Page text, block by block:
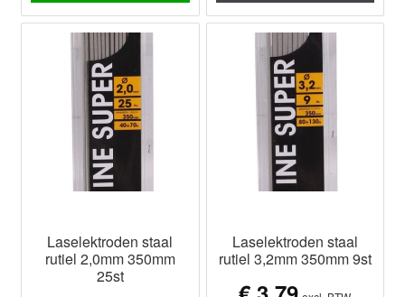
Laselektroden staal
rutiel 2,0mm 350mm
25st
Laselektroden staal
rutiel 3,2mm 350mm 9st